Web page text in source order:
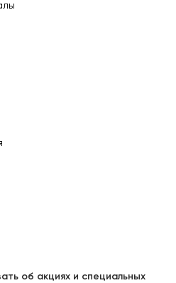
об акциях и специальных